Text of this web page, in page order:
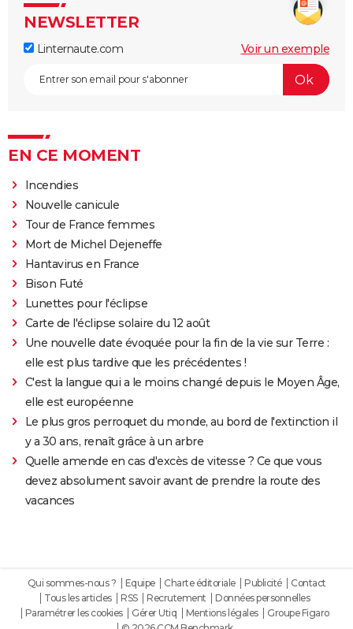
NEWSLETTER
Linternaute.com Voir un exemple
EN CE MOMENT
Incendies
Nouvelle canicule
Tour de France femmes
Mort de Michel Dejeneffe
Hantavirus en France
Bison Futé
Lunettes pour l'éclipse
Carte de l'éclipse solaire du 12 août
Une nouvelle date évoquée pour la fin de la vie sur Terre :
elle est plus tardive que les précédentes !
C'est la langue qui a le moins changé depuis le Moyen Âge,
elle est européenne
Le plus gros perroquet du monde, au bord de l'extinction il
y a 30 ans, renaît grâce à un arbre
Quelle amende en cas d'excès de vitesse ? Ce que vous
devez absolument savoir avant de prendre la route des
vacances
Qui sommes-nous ? Equipe Charte éditoriale Publicité
Contact
Tous les articles
RSS Recrutement
Données personnelles
Paramétrer les cookies
Gérer Utiq Mentions légales
Groupe Figaro